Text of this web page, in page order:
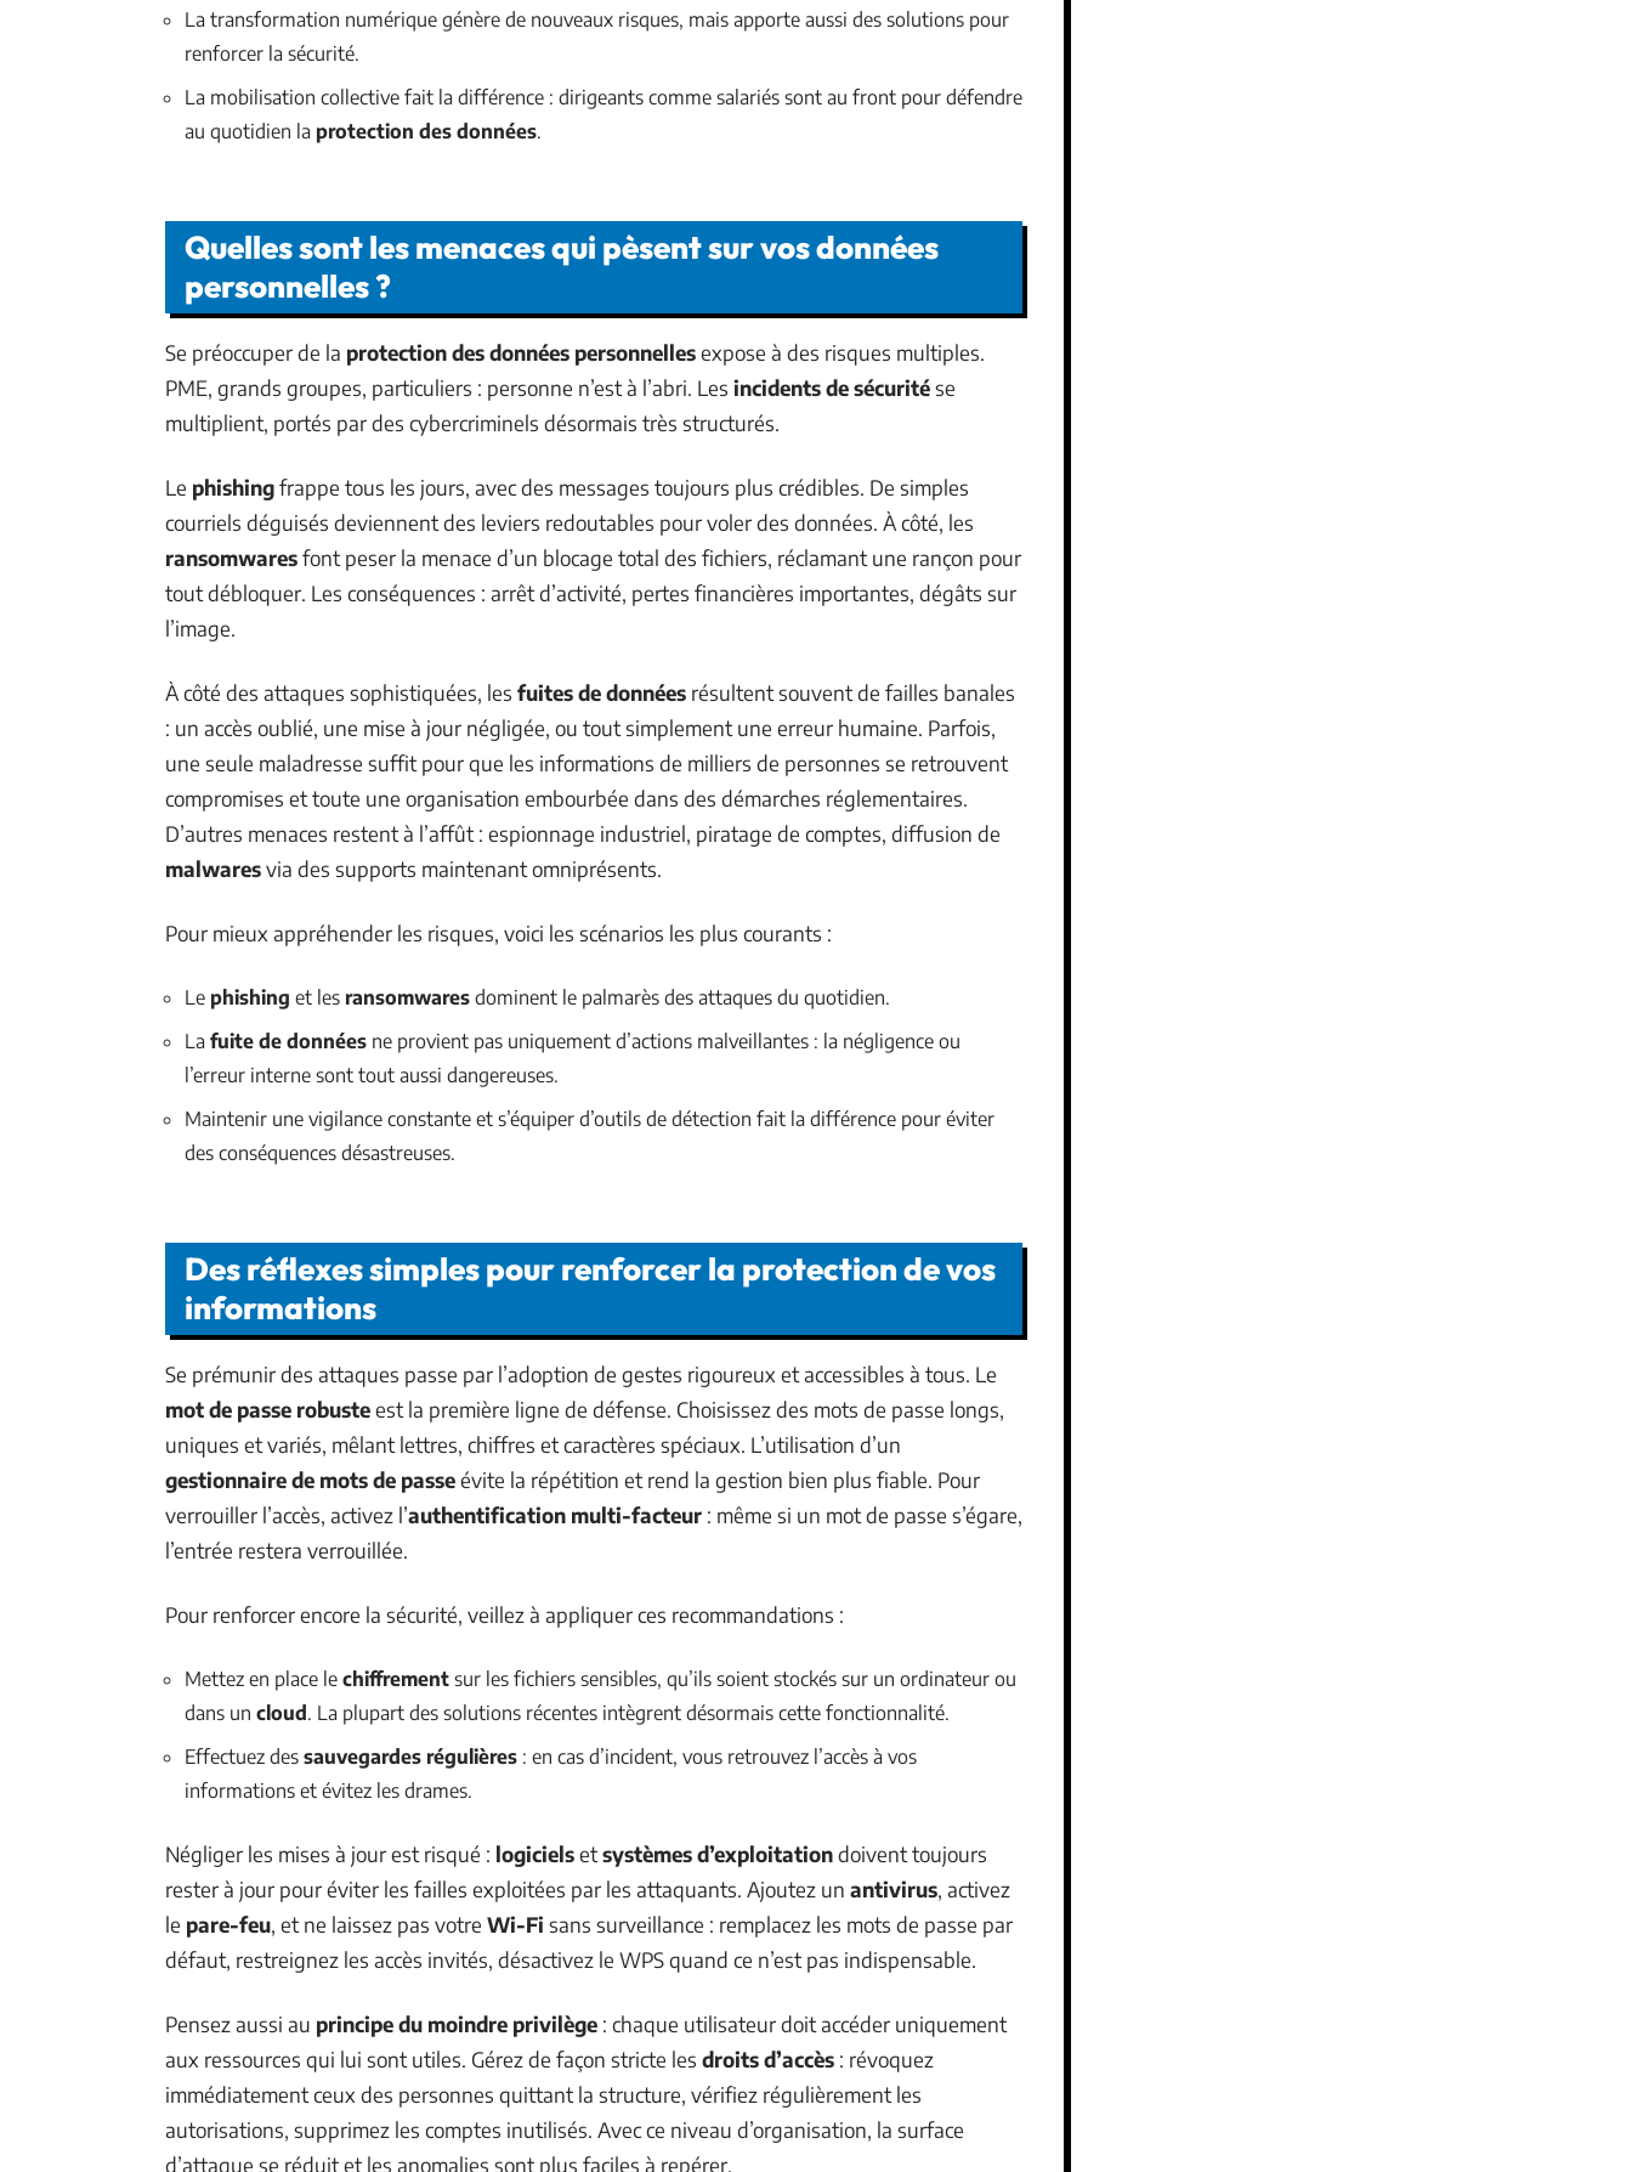
La transformation numérique génère de nouveaux risques, mais apporte aussi des solutions pour
renforcer la sécurité.
La mobilisation collective fait la différence : dirigeants comme salariés sont au front pour défendre
au quotidien la protection des données.
Quelles sont les menaces qui pèsent sur vos données
personnelles ?
Se préoccuper de la protection des données personnellesexpose à des risques multiples.
PME, grands groupes, particuliers : personne n’est à l’abri. Les incidents de sécuritése
multiplient, portés par des cybercriminels désormais très structurés.
Le phishingfrappe tous les jours, avec des messages toujours plus crédibles. De simples
courriels déguisés deviennent des leviers redoutables pour voler des données. À côté, les
ransomwaresfont peser la menace d’un blocage total des fichiers, réclamant une rançon pour
tout débloquer. Les conséquences : arrêt d’activité, pertes financières importantes, dégâts sur
l’image.
À côté des attaques sophistiquées, les fuites de données résultent souvent de failles banales
: un accès oublié, une mise à jour négligée, ou tout simplement une erreur humaine. Parfois,
une seule maladresse suffit pour que les informations de milliers de personnes se retrouvent
compromises et toute une organisation embourbée dans des démarches réglementaires.
D’autres menaces restent à l’affût : espionnage industriel, piratage de comptes, diffusion de
malwaresvia des supports maintenant omniprésents.
Pour mieux appréhender les risques, voici les scénarios les plus courants :
Le phishing et les ransomwares dominent le palmarès des attaques du quotidien.
La fuite de données ne provient pas uniquement d’actions malveillantes : la négligence ou
l’erreur interne sont tout aussi dangereuses.
Maintenir une vigilance constante et s’équiper d’outils de détection fait la différence pour éviter
des conséquences désastreuses.
Des réflexes simples pour renforcer la protection de vos
informations
Se prémunir des attaques passe par l’adoption de gestes rigoureux et accessibles à tous. Le
mot de passe robusteest la première ligne de défense. Choisissez des mots de passe longs,
uniques et variés, mêlant lettres, chiffres et caractères spéciaux. L’utilisation d’un
gestionnaire de mots de passeévite la répétition et rend la gestion bien plus fiable. Pour
verrouiller l’accès, activez l’authentification multi-facteur : même si un mot de passe s’égare,
l’entrée restera verrouillée.
Pour renforcer encore la sécurité, veillez à appliquer ces recommandations :
Mettez en place le chiffrement sur les fichiers sensibles, qu’ils soient stockés sur un ordinateur ou
dans un cloud. La plupart des solutions récentes intègrent désormais cette fonctionnalité.
Effectuez des sauvegardes régulières : en cas d’incident, vous retrouvez l’accès à vos
informations et évitez les drames.
Négliger les mises à jour est risqué : logicielsetsystèmes d’exploitationdoivent toujours
rester à jour pour éviter les failles exploitées par les attaquants. Ajoutez un antivirus, activez
le pare-feu, et ne laissez pas votre Wi-Fi sans surveillance : remplacez les mots de passe par
défaut, restreignez les accès invités, désactivez le WPS quand ce n’est pas indispensable.
Pensez aussi au principe du moindre privilège : chaque utilisateur doit accéder uniquement
aux ressources qui lui sont utiles. Gérez de façon stricte les droits d’accès : révoquez
immédiatement ceux des personnes quittant la structure, vérifiez régulièrement les
autorisations, supprimez les comptes inutilisés. Avec ce niveau d’organisation, la surface
d’attaque se réduit et les anomalies sont plus faciles à repérer.